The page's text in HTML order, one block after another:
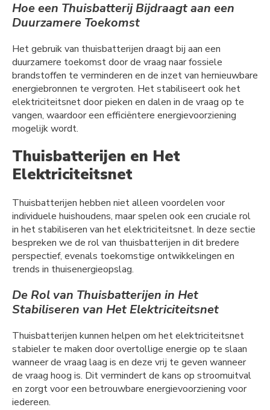
Hoe een Thuisbatterij Bijdraagt aan een
Duurzamere Toekomst
Het gebruik van thuisbatterijen draagt bij aan een
duurzamere toekomst door de vraag naar fossiele
brandstoffen te verminderen en de inzet van hernieuwbare
energiebronnen te vergroten. Het stabiliseert ook het
elektriciteitsnet door pieken en dalen in de vraag op te
vangen, waardoor een efficiëntere energievoorziening
mogelijk wordt.
Thuisbatterijen en Het
Elektriciteitsnet
Thuisbatterijen hebben niet alleen voordelen voor
individuele huishoudens, maar spelen ook een cruciale rol
in het stabiliseren van het elektriciteitsnet. In deze sectie
bespreken we de rol van thuisbatterijen in dit bredere
perspectief, evenals toekomstige ontwikkelingen en
trends in thuisenergieopslag.
De Rol van Thuisbatterijen in Het
Stabiliseren van Het Elektriciteitsnet
Thuisbatterijen kunnen helpen om het elektriciteitsnet
stabieler te maken door overtollige energie op te slaan
wanneer de vraag laag is en deze vrij te geven wanneer
de vraag hoog is. Dit vermindert de kans op stroomuitval
en zorgt voor een betrouwbare energievoorziening voor
iedereen.